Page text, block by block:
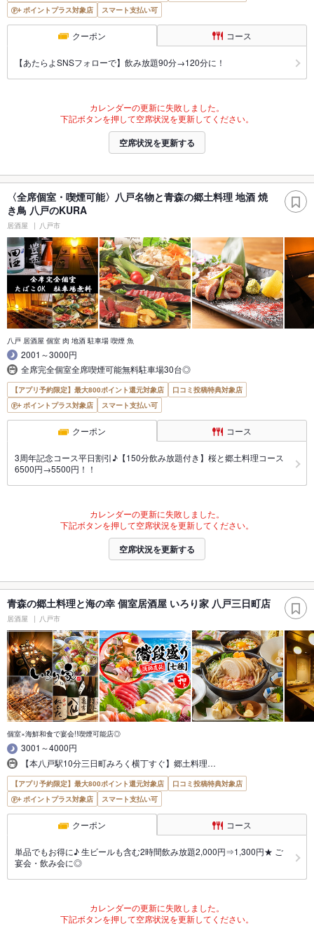
ポイントプラス対象店
スマート支払い可
クーポン コース
【あたらよSNSフォローで】飲み放題90分→120分に！
カレンダーの更新に失敗しました。
下記ボタンを押して空席状況を更新してください。
空席状況を更新する
〈全席個室・喫煙可能〉八戸名物と青森の郷土料理 地酒 焼
き鳥 八戸のKURA
居酒屋 八戸市
八戸 居酒屋 個室 肉 地酒 駐車場 喫煙 魚
2001～3000円
全席完全個室全席喫煙可能無料駐車場30台◎
【アプリ予約限定】最大800ポイント還元対象店
口コミ投稿特典対象店
ポイントプラス対象店
スマート支払い可
クーポン コース
3周年記念コース平日割引♪【150分飲み放題付き】桜と郷土料理コース
6500円→5500円！！
カレンダーの更新に失敗しました。
下記ボタンを押して空席状況を更新してください。
空席状況を更新する
青森の郷土料理と海の幸 個室居酒屋 いろり家 八戸三日町店
居酒屋 八戸市
個室×海鮮和食で宴会!!喫煙可能店◎
3001～4000円
【本八戸駅10分三日町みろく横丁すぐ】郷土料理…
【アプリ予約限定】最大800ポイント還元対象店
口コミ投稿特典対象店
ポイントプラス対象店
スマート支払い可
クーポン コース
単品でもお得に♪ 生ビールも含む2時間飲み放題2,000円⇒1,300円★ ご
宴会・飲み会に◎
カレンダーの更新に失敗しました。
下記ボタンを押して空席状況を更新してください。